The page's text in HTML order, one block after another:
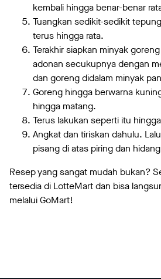
kembali hingga benar-benar
Tuangkan sedikit-sedikit
terus hingga rata.
Terakhir siapkan minyak
adonan secukupnya dengan
dan goreng didalam minyak
Goreng hingga berwarna
hingga matang.
Terus lakukan seperti itu
Angkat dan tiriskan dahulu.
pisang di atas piring dan
Resep yang sangat mudah bukan?
tersedia di LotteMart dan bisa
melalui GoMart!